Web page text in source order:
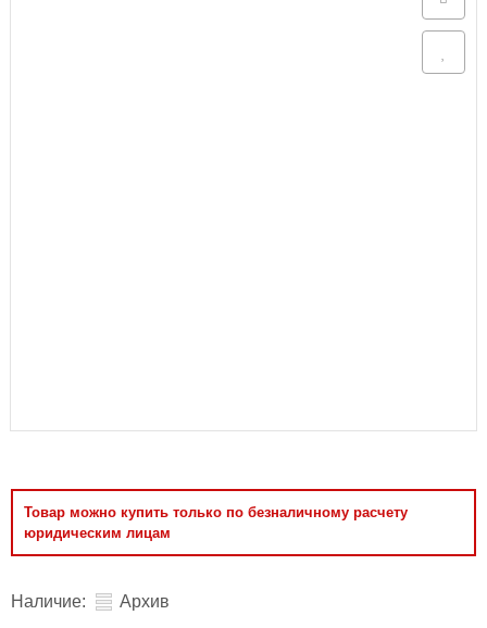
Товар можно купить только по безналичному расчету
юридическим лицам
Наличие: Архив